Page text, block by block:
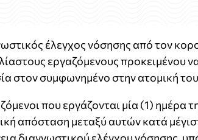
έλεγχος νόσησης από τον
εργαζόμενους προκειμένου
στον συμφωνημένο στην ατομική
που εργάζονται μία (1)
απόσταση μεταξύ αυτών κατά